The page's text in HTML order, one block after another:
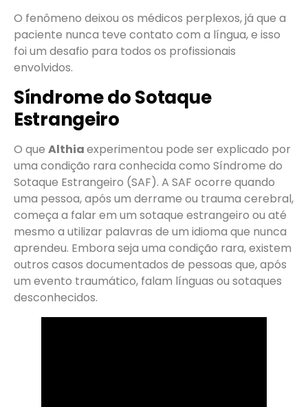
O fenômeno deixou os médicos perplexos, já que a
paciente nunca teve contato com a língua, e isso
foi um desafio para todos os profissionais
envolvidos.
Síndrome do Sotaque
Estrangeiro
O que Althiaexperimentou pode ser explicado por
uma condição rara conhecida como Síndrome do
Sotaque Estrangeiro (SAF). A SAF ocorre quando
uma pessoa, após um derrame ou trauma cerebral,
começa a falar em um sotaque estrangeiro ou até
mesmo a utilizar palavras de um idioma que nunca
aprendeu. Embora seja uma condição rara, existem
outros casos documentados de pessoas que, após
um evento traumático, falam línguas ou sotaques
desconhecidos.